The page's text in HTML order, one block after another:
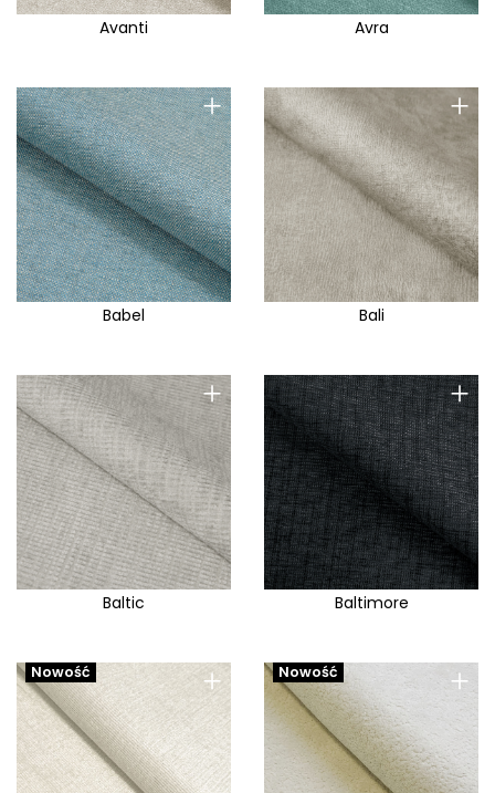
Avanti Avra
+
Babel
+
Bali
+
Baltic
+
Baltimore
+
Nowość +
Nowość